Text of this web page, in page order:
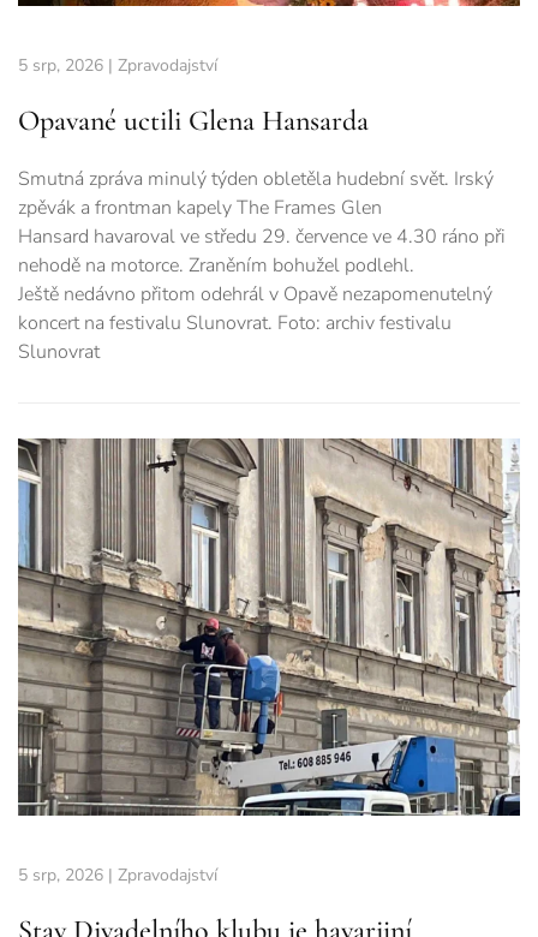
5 srp, 2026 | Zpravodajství
Opavané uctili Glena Hansarda
Smutná zpráva minulý týden obletěla hudební svět. Irský
zpěvák a frontman kapely The Frames Glen
Hansard havaroval ve středu 29. července ve 4.30 ráno při
nehodě na motorce. Zraněním bohužel podlehl.
Ještě nedávno přitom odehrál v Opavě nezapomenutelný
koncert na festivalu Slunovrat. Foto: archiv festivalu
Slunovrat
5 srp, 2026 | Zpravodajství